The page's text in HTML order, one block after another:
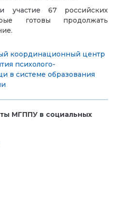
участие 67 российских
готовы продолжать
координационный центр
психолого-
в системе образования
МГППУ в социальных